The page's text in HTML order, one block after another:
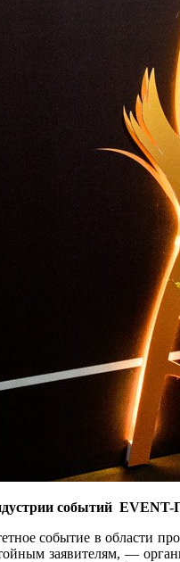
событий
событие в области
заявителям, —